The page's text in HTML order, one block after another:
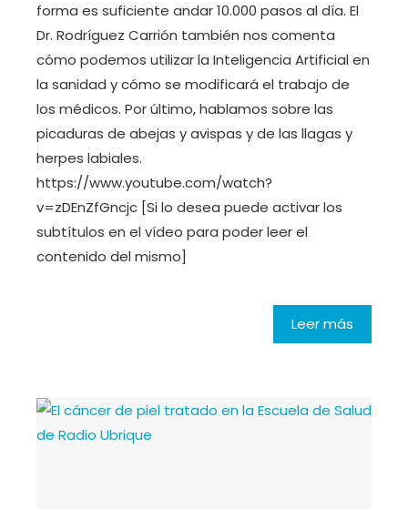
forma es suficiente andar 10.000 pasos al día. El
Dr. Rodríguez Carrión también nos comenta
cómo podemos utilizar la Inteligencia Artificial en
la sanidad y cómo se modificará el trabajo de
los médicos. Por último, hablamos sobre las
picaduras de abejas y avispas y de las llagas y
herpes labiales.
https://www.youtube.com/watch?
v=zDEnZfGncjc [Si lo desea puede activar los
subtítulos en el vídeo para poder leer el
contenido del mismo]
Leer más